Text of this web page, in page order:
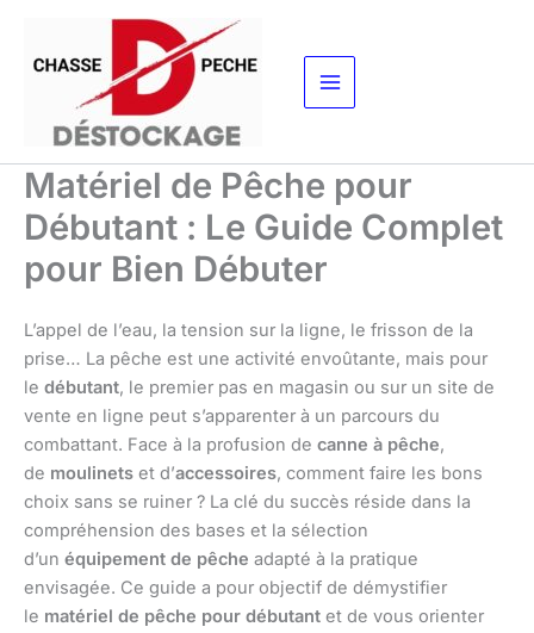
contenu
Matériel de Pêche pour
Débutant : Le Guide Complet
pour Bien Débuter
L’appel de l’eau, la tension sur la ligne, le frisson de la
prise… La pêche est une activité envoûtante, mais pour
le débutant, le premier pas en magasin ou sur un site de
vente en ligne peut s’apparenter à un parcours du
combattant. Face à la profusion de canne à pêche,
de moulinets et d’accessoires, comment faire les bons
choix sans se ruiner ? La clé du succès réside dans la
compréhension des bases et la sélection
d’un équipement de pêche adapté à la pratique
envisagée. Ce guide a pour objectif de démystifier
le matériel de pêche pour débutant et de vous orienter